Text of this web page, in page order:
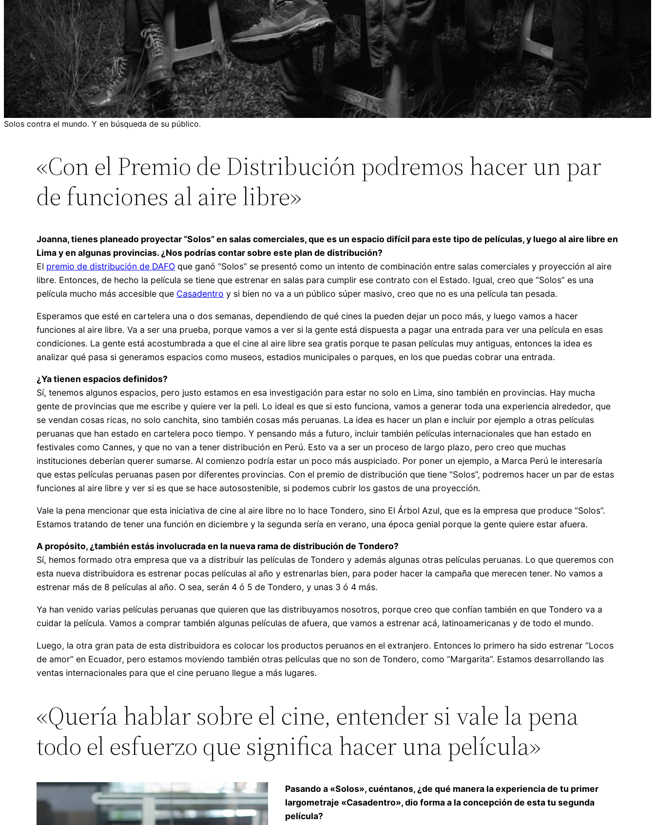
Solos contra el mundo. Y en búsqueda de su público.
«Con el Premio de Distribución podremos hacer un par
de funciones al aire libre»
Joanna, tienes planeado proyectar “Solos” en salas comerciales, que es un espacio difícil para este tipo de películas, y luego al aire libre en
Lima y en algunas provincias. ¿Nos podrías contar sobre este plan de distribución?
El premio de distribución de DAFO que ganó “Solos” se presentó como un intento de combinación entre salas comerciales y proyección al aire
libre. Entonces, de hecho la película se tiene que estrenar en salas para cumplir ese contrato con el Estado. Igual, creo que “Solos” es una
película mucho más accesible que Casadentro y si bien no va a un público súper masivo, creo que no es una película tan pesada.
Esperamos que esté en cartelera una o dos semanas, dependiendo de qué cines la pueden dejar un poco más, y luego vamos a hacer
funciones al aire libre. Va a ser una prueba, porque vamos a ver si la gente está dispuesta a pagar una entrada para ver una película en esas
condiciones. La gente está acostumbrada a que el cine al aire libre sea gratis porque te pasan películas muy antiguas, entonces la idea es
analizar qué pasa si generamos espacios como museos, estadios municipales o parques, en los que puedas cobrar una entrada.
¿Ya tienen espacios definidos?
Sí, tenemos algunos espacios, pero justo estamos en esa investigación para estar no solo en Lima, sino también en provincias. Hay mucha
gente de provincias que me escribe y quiere ver la peli. Lo ideal es que si esto funciona, vamos a generar toda una experiencia alrededor, que
se vendan cosas ricas, no solo canchita, sino también cosas más peruanas. La idea es hacer un plan e incluir por ejemplo a otras películas
peruanas que han estado en cartelera poco tiempo. Y pensando más a futuro, incluir también películas internacionales que han estado en
festivales como Cannes, y que no van a tener distribución en Perú. Esto va a ser un proceso de largo plazo, pero creo que muchas
instituciones deberían querer sumarse. Al comienzo podría estar un poco más auspiciado. Por poner un ejemplo, a Marca Perú le interesaría
que estas películas peruanas pasen por diferentes provincias. Con el premio de distribución que tiene “Solos”, podremos hacer un par de estas
funciones al aire libre y ver si es que se hace autosostenible, si podemos cubrir los gastos de una proyección.
Vale la pena mencionar que esta iniciativa de cine al aire libre no lo hace Tondero, sino El Árbol Azul, que es la empresa que produce “Solos”.
Estamos tratando de tener una función en diciembre y la segunda sería en verano, una época genial porque la gente quiere estar afuera.
A propósito, ¿también estás involucrada en la nueva rama de distribución de Tondero?
Sí, hemos formado otra empresa que va a distribuir las películas de Tondero y además algunas otras películas peruanas. Lo que queremos con
esta nueva distribuidora es estrenar pocas películas al año y estrenarlas bien, para poder hacer la campaña que merecen tener. No vamos a
estrenar más de 8 películas al año. O sea, serán 4 ó 5 de Tondero, y unas 3 ó 4 más.
Ya han venido varias películas peruanas que quieren que las distribuyamos nosotros, porque creo que confían también en que Tondero va a
cuidar la película. Vamos a comprar también algunas películas de afuera, que vamos a estrenar acá, latinoamericanas y de todo el mundo.
Luego, la otra gran pata de esta distribuidora es colocar los productos peruanos en el extranjero. Entonces lo primero ha sido estrenar “Locos
de amor” en Ecuador, pero estamos moviendo también otras películas que no son de Tondero, como “Margarita”. Estamos desarrollando las
ventas internacionales para que el cine peruano llegue a más lugares.
«Quería hablar sobre el cine, entender si vale la pena
todo el esfuerzo que significa hacer una película»
Pasando a «Solos», cuéntanos, ¿de qué manera la experiencia de tu primer
largometraje «Casadentro», dio forma a la concepción de esta tu segunda
película?